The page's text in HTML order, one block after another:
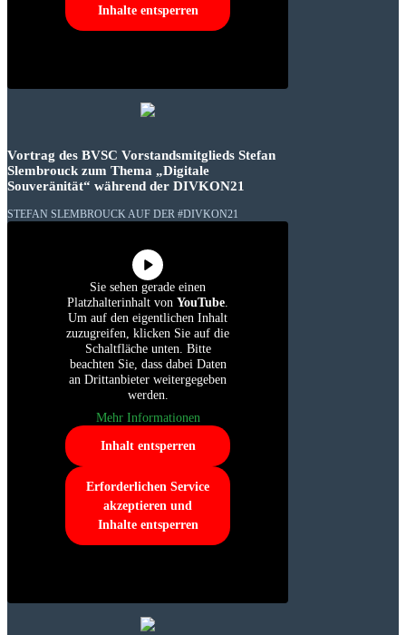
Inhalte entsperren
Vortrag des BVSC Vorstandsmitglieds Stefan
Slembrouck zum Thema „Digitale
Souveränität“ während der DIVKON21
STEFAN SLEMBROUCK AUF DER #DIVKON21
Sie sehen gerade einen
Platzhalterinhalt von YouTube.
Um auf den eigentlichen Inhalt
zuzugreifen, klicken Sie auf die
Schaltfläche unten. Bitte
beachten Sie, dass dabei Daten
an Drittanbieter weitergegeben
werden.
Mehr Informationen
Inhalt entsperren
Erforderlichen Service
akzeptieren und
Inhalte entsperren